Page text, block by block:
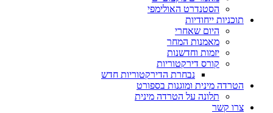
הסטנדרט האולימפי
תוכניות ייחודיות
היום שאחרי
מאמנות המחר
יזמות וחדשנות
קורס דירקטוריות
נבחרת הדירקטוריות חדש
הטרדה מינית ומוגנות בספורט
תלונה על הטרדה מינית
צרו קשר